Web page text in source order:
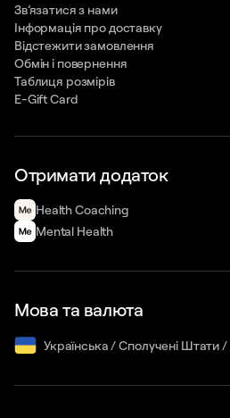
Зв’язатися з нами
Інформація про доставку
Відстежити замовлення
Обмін і повернення
Таблиця розмірів
E-Gift Card
Отримати додаток
Health Сoaching
Mental Health
Мова та валюта
Українська/Сполучені Штати/